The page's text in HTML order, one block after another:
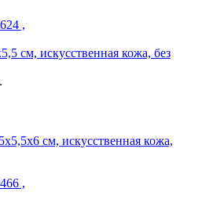
,
см, искусственная кожа, без
,